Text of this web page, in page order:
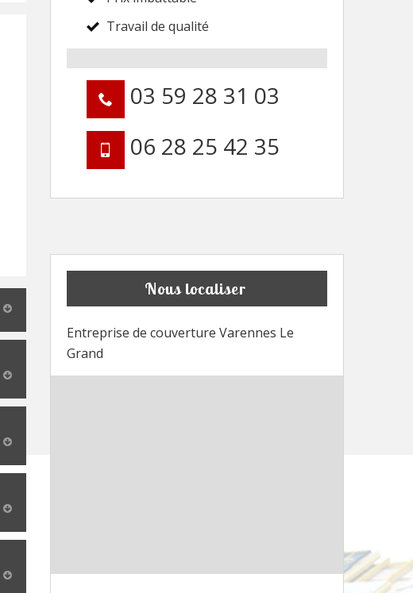
Travail de qualité
03 59 28 31 03
06 28 25 42 35
Nous localiser
Entreprise de couverture Varennes Le
Grand